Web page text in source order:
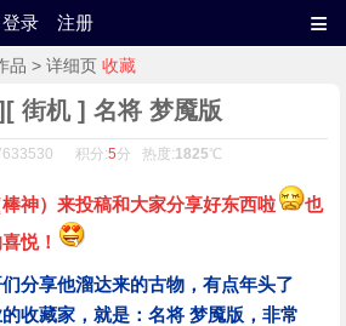
登录 注册 ≡
品 > 详细页 收藏
街机 ] 名将 梦魇版
积分:5分 热度:1825℃
神）来投稿和大家分享好东西啦
也
悦！
分享他溜达来的古物，有点年头了
收藏家，就是：名将 梦魇版，非常